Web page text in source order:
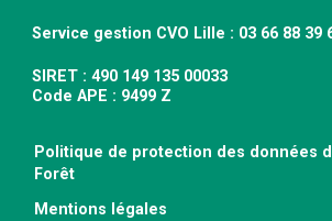
Service gestion CVO Lille : 03 66 88 39
SIRET : 490 149 135 00033
Code APE : 9499 Z
Politique de protection des données
Forêt
Mentions légales